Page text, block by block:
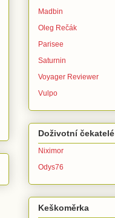
Madbin
Oleg Rečák
Parisee
Saturnin
Voyager Reviewer
Vulpo
Doživotní čekatelé
Niximor
Odys76
Keškoměrka